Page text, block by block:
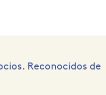
Reconocidos de